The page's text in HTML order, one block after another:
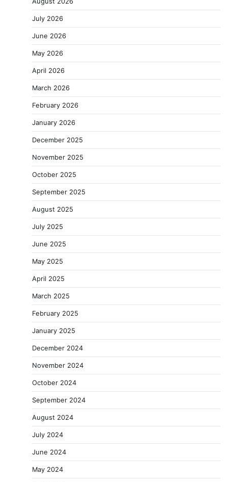
July 2026
June 2026
May 2026
April 2026
March 2026
February 2026
January 2026
December 2025
November 2025
October 2025
September 2025
August 2025
July 2025
June 2025
May 2025
April 2025
March 2025
February 2025
January 2025
December 2024
November 2024
October 2024
September 2024
August 2024
July 2024
June 2024
May 2024